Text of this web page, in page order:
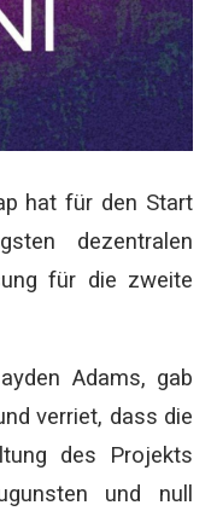
hat für den Start
dezentralen
für die zweite
Adams, gab
verriet, dass die
des Projekts
und null